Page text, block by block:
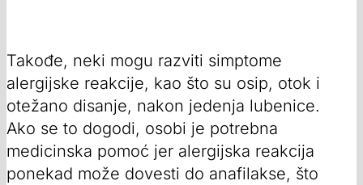
Takođe, neki mogu razviti simptome
alergijske reakcije, kao što su osip, otok i
otežano disanje, nakon jedenja lubenice.
Ako se to dogodi, osobi je potrebna
medicinska pomoć jer alergijska reakcija
ponekad može dovesti do anafilakse, što